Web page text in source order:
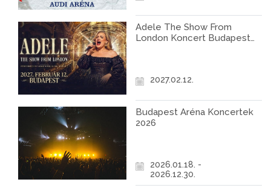
Adele The Show From
London Koncert Budapest
2027.02.12.
Budapest Aréna Koncertek
2026
2026.01.18. -
2026.12.30.